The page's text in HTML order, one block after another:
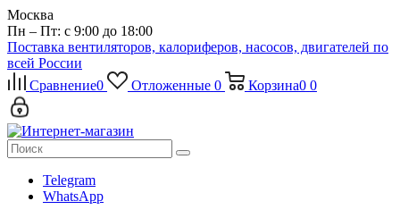
Москва
Пн – Пт: с 9:00 до 18:00
Поставка вентиляторов, калориферов, насосов, двигателей по
всей России
Сравнение0 Отложенные 0 Корзина0 0
Telegram
WhatsApp